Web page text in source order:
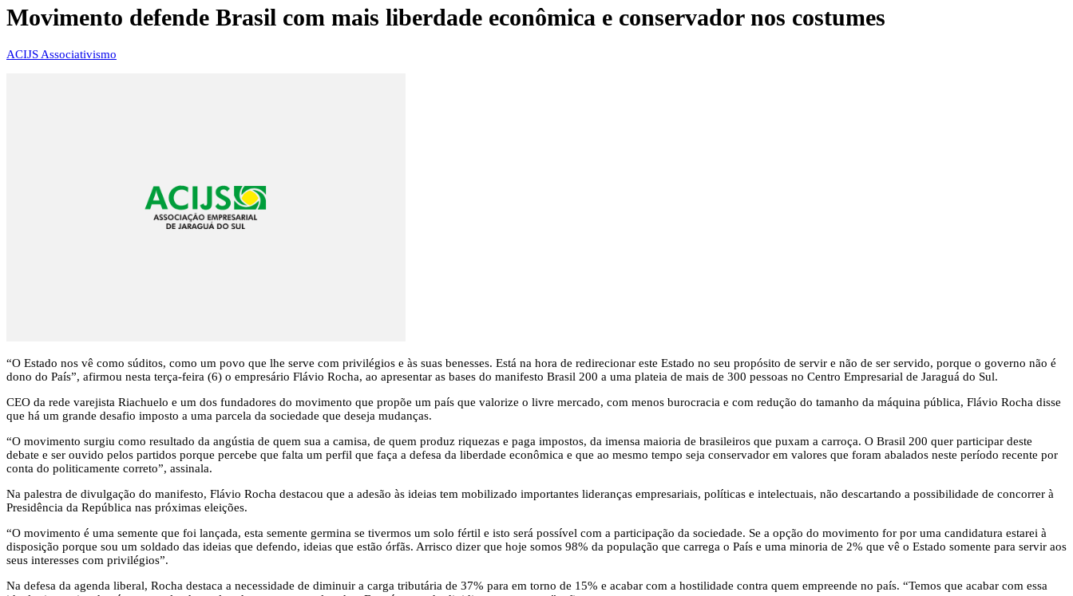
Movimento defende Brasil com mais liberdade econômica e conservador nos costumes
ACIJS Associativismo
“O Estado nos vê como súditos, como um povo que lhe serve com privilégios e às suas benesses. Está na hora de redirecionar este Estado no seu propósito de servir e não de ser servido, porque o governo não é
dono do País”, afirmou nesta terça-feira (6) o empresário Flávio Rocha, ao apresentar as bases do manifesto Brasil 200 a uma plateia de mais de 300 pessoas no Centro Empresarial de Jaraguá do Sul.
CEO da rede varejista Riachuelo e um dos fundadores do movimento que propõe um país que valorize o livre mercado, com menos burocracia e com redução do tamanho da máquina pública, Flávio Rocha disse
que há um grande desafio imposto a uma parcela da sociedade que deseja mudanças.
“O movimento surgiu como resultado da angústia de quem sua a camisa, de quem produz riquezas e paga impostos, da imensa maioria de brasileiros que puxam a carroça. O Brasil 200 quer participar deste
debate e ser ouvido pelos partidos porque percebe que falta um perfil que faça a defesa da liberdade econômica e que ao mesmo tempo seja conservador em valores que foram abalados neste período recente por
conta do politicamente correto”, assinala.
Na palestra de divulgação do manifesto, Flávio Rocha destacou que a adesão às ideias tem mobilizado importantes lideranças empresariais, políticas e intelectuais, não descartando a possibilidade de concorrer à
Presidência da República nas próximas eleições.
“O movimento é uma semente que foi lançada, esta semente germina se tivermos um solo fértil e isto será possível com a participação da sociedade. Se a opção do movimento for por uma candidatura estarei à
disposição porque sou um soldado das ideias que defendo, ideias que estão órfãs. Arrisco dizer que hoje somos 98% da população que carrega o País e uma minoria de 2% que vê o Estado somente para servir aos
seus interesses com privilégios”.
Na defesa da agenda liberal, Rocha destaca a necessidade de diminuir a carga tributária de 37% para em torno de 15% e acabar com a hostilidade contra quem empreende no país. “Temos que acabar com essa